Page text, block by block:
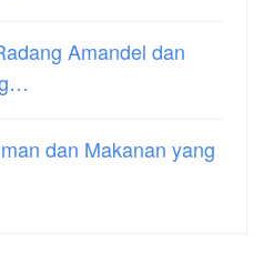
Amandel dan
dan Makanan yang